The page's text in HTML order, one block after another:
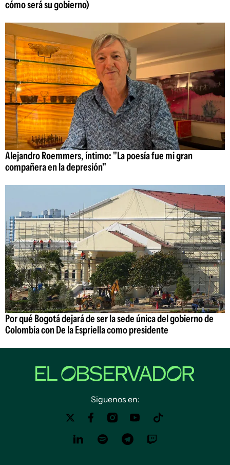
cómo será su gobierno)
Alejandro Roemmers, íntimo: "La poesía fue mi gran
compañera en la depresión"
Por qué Bogotá dejará de ser la sede única del gobierno de
Colombia con De la Espriella como presidente
Siguenos en: